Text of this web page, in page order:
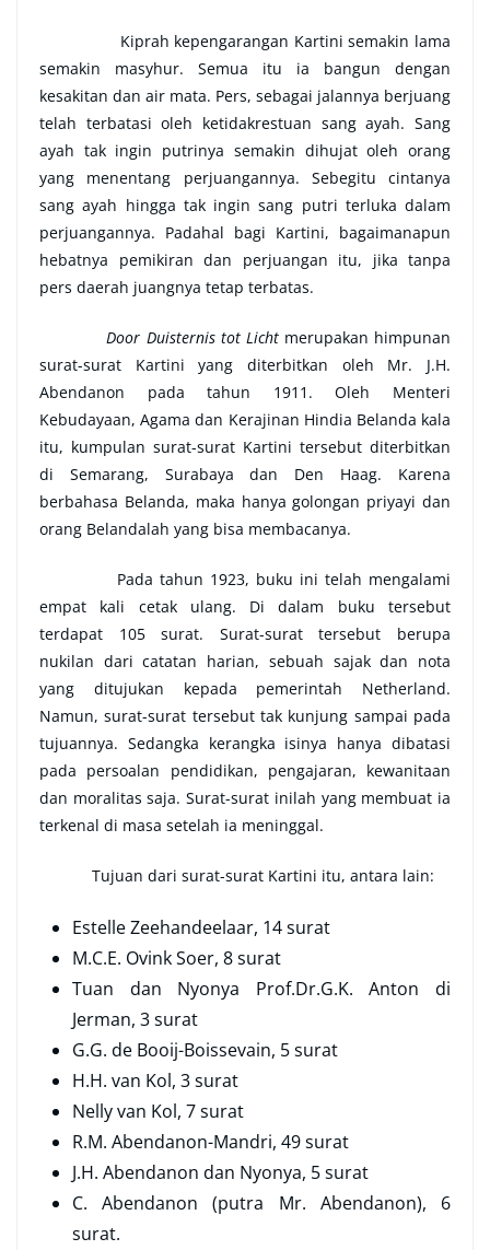
Kiprah kepengarangan Kartini semakin lama
semakin masyhur. Semua itu ia bangun dengan
kesakitan dan air mata. Pers, sebagai jalannya berjuang
telah terbatasi oleh ketidakrestuan sang ayah. Sang
ayah tak ingin putrinya semakin dihujat oleh orang
yang menentang perjuangannya. Sebegitu cintanya
sang ayah hingga tak ingin sang putri terluka dalam
perjuangannya. Padahal bagi Kartini, bagaimanapun
hebatnya pemikiran dan perjuangan itu, jika tanpa
pers daerah juangnya tetap terbatas.
Door Duisternis tot Licht merupakan himpunan
surat-surat Kartini yang diterbitkan oleh Mr. J.H.
Abendanon pada tahun 1911. Oleh Menteri
Kebudayaan, Agama dan Kerajinan Hindia Belanda kala
itu, kumpulan surat-surat Kartini tersebut diterbitkan
di Semarang, Surabaya dan Den Haag. Karena
berbahasa Belanda, maka hanya golongan priyayi dan
orang Belandalah yang bisa membacanya.
Pada tahun 1923, buku ini telah mengalami
empat kali cetak ulang. Di dalam buku tersebut
terdapat 105 surat. Surat-surat tersebut berupa
nukilan dari catatan harian, sebuah sajak dan nota
yang ditujukan kepada pemerintah Netherland.
Namun, surat-surat tersebut tak kunjung sampai pada
tujuannya. Sedangka kerangka isinya hanya dibatasi
pada persoalan pendidikan, pengajaran, kewanitaan
dan moralitas saja. Surat-surat inilah yang membuat ia
terkenal di masa setelah ia meninggal.
Tujuan dari surat-surat Kartini itu, antara lain:
Estelle Zeehandeelaar, 14 surat
M.C.E. Ovink Soer, 8 surat
Tuan dan Nyonya Prof.Dr.G.K. Anton di
Jerman, 3 surat
G.G. de Booij-Boissevain, 5 surat
H.H. van Kol, 3 surat
Nelly van Kol, 7 surat
R.M. Abendanon-Mandri, 49 surat
J.H. Abendanon dan Nyonya, 5 surat
C. Abendanon (putra Mr. Abendanon), 6
surat.